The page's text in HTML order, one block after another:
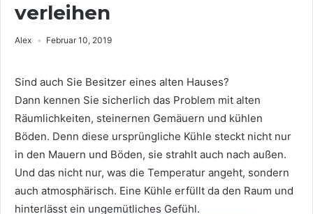
verleihen
Alex Februar 10, 2019
Sind auch Sie Besitzer eines alten Hauses?
Dann kennen Sie sicherlich das Problem mit alten
Räumlichkeiten, steinernen Gemäuern und kühlen
Böden. Denn diese ursprüngliche Kühle steckt nicht nur
in den Mauern und Böden, sie strahlt auch nach außen.
Und das nicht nur, was die Temperatur angeht, sondern
auch atmosphärisch. Eine Kühle erfüllt da den Raum und
hinterlässt ein ungemütliches Gefühl.